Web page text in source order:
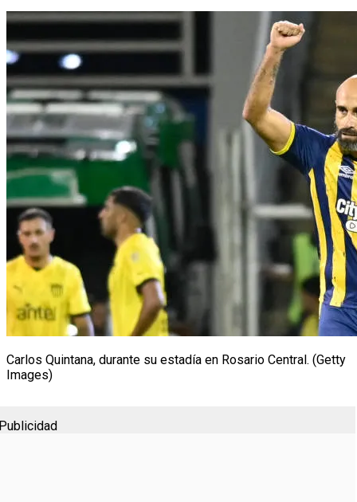
Carlos Quintana, durante su estadía en Rosario Central. (Getty
Images)